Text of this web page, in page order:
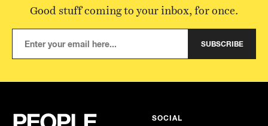
Good stuff coming to your inbox, for once.
SUBSCRIBE
SOCIAL